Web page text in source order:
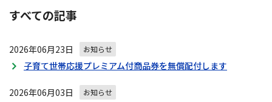
ナ
ビ
ー
シ
ン
すべての記事
2026年06月23日 お知らせ
子育て世帯応援プレミアム付商品券を無償配付します
2026年06月03日 お知らせ